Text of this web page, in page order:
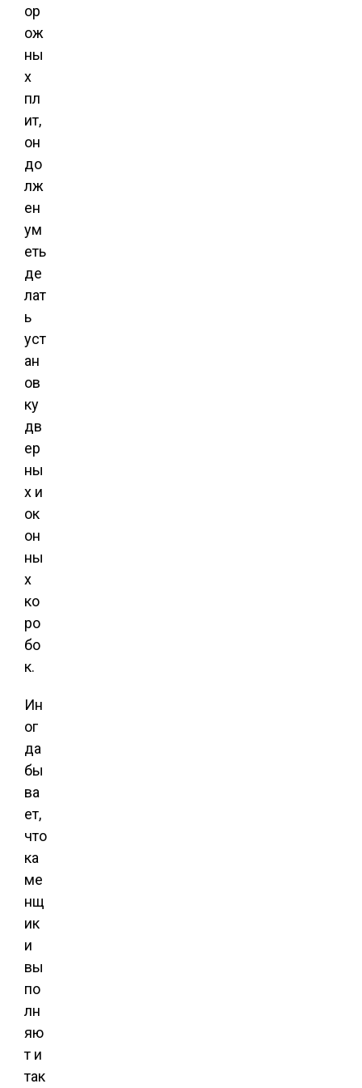
ор
ож
ны
х
пл
ит,
он
до
лж
ен
ум
еть
де
лат
ь
уст
ан
ов
ку
дв
ер
ны
х и
ок
он
ны
х
ко
ро
бо
к.
Ин
ог
да
бы
ва
ет,
что
ка
ме
нщ
ик
и
вы
по
лн
яю
т и
так